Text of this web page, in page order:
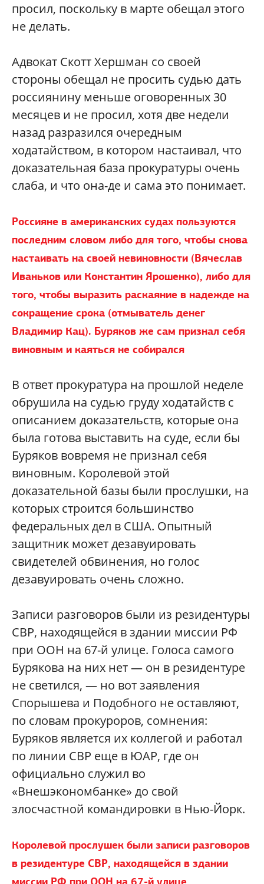
просил, поскольку в марте обещал этого
не делать.
Адвокат Скотт Хершман со своей
стороны обещал не просить судью дать
россиянину меньше оговоренных 30
месяцев и не просил, хотя две недели
назад разразился очередным
ходатайством, в котором настаивал, что
доказательная база прокуратуры очень
слаба, и что она-де и сама это понимает.
Россияне в американских судах пользуются
последним словом либо для того, чтобы снова
настаивать на своей невиновности (Вячеслав
Иваньков или Константин Ярошенко), либо для
того, чтобы выразить раскаяние в надежде на
сокращение срока (отмыватель денег
Владимир Кац). Буряков же сам признал себя
виновным и каяться не собирался
В ответ прокуратура на прошлой неделе
обрушила на судью груду ходатайств с
описанием доказательств, которые она
была готова выставить на суде, если бы
Буряков вовремя не признал себя
виновным. Королевой этой
доказательной базы были прослушки, на
которых строится большинство
федеральных дел в США. Опытный
защитник может дезавуировать
свидетелей обвинения, но голос
дезавуировать очень сложно.
Записи разговоров были из резидентуры
СВР, находящейся в здании миссии РФ
при ООН на 67-й улице. Голоса самого
Бурякова на них нет — он в резидентуре
не светился, — но вот заявления
Спорышева и Подобного не оставляют,
по словам прокуроров, сомнения:
Буряков является их коллегой и работал
по линии СВР еще в ЮАР, где он
официально служил во
«Внешэкономбанке» до свой
злосчастной командировки в Нью-Йорк.
Королевой прослушек были записи разговоров
в резидентуре СВР, находящейся в здании